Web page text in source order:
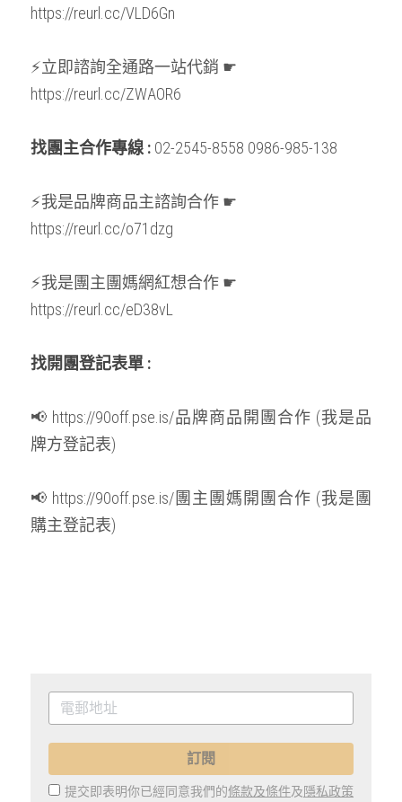
https://reurl.cc/VLD6Gn
https://reurl.cc/ZWAOR6
找團主合作專線 : 02-2545-8558 0986-985-138
https://reurl.cc/o71dzg
https://reurl.cc/eD38vL
找開團登記表單 :
📢 https://90off.pse.is/品牌商品開團合作 (我是品
牌方登記表)
📢 https://90off.pse.is/團主團媽開團合作 (我是團
購主登記表)
訂閱
提交即表明你已經同意我們的條款及條件及隱私政策